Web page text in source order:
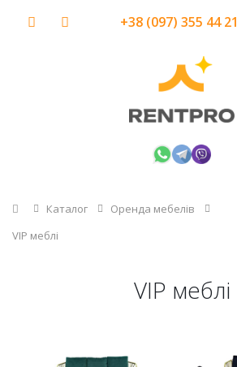
+38 (097) 355 44 21
Головна
Каталог
Оренда мебелів
VIP меблі
VIP меблі